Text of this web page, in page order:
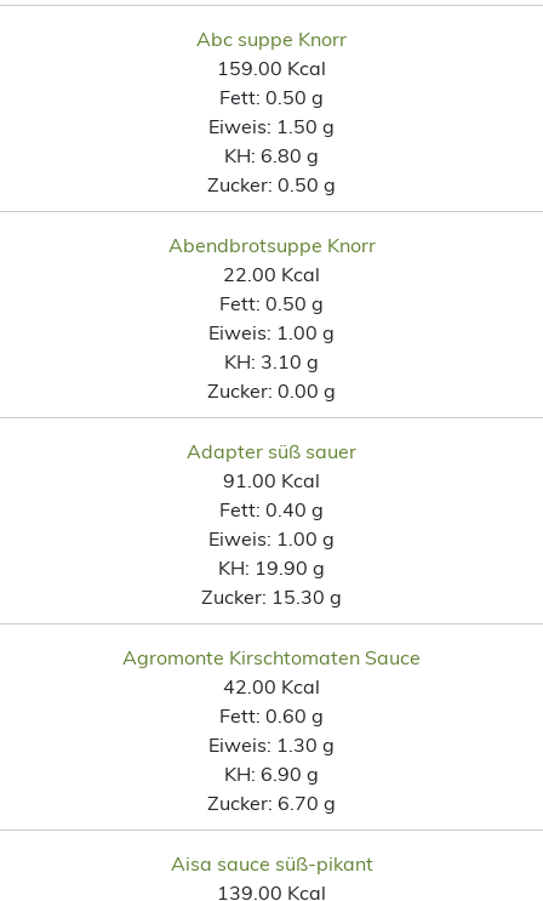
Abc suppe Knorr
159.00 Kcal
Fett: 0.50 g
Eiweis: 1.50 g
KH: 6.80 g
Zucker: 0.50 g
Abendbrotsuppe Knorr
22.00 Kcal
Fett: 0.50 g
Eiweis: 1.00 g
KH: 3.10 g
Zucker: 0.00 g
Adapter süß sauer
91.00 Kcal
Fett: 0.40 g
Eiweis: 1.00 g
KH: 19.90 g
Zucker: 15.30 g
Agromonte Kirschtomaten Sauce
42.00 Kcal
Fett: 0.60 g
Eiweis: 1.30 g
KH: 6.90 g
Zucker: 6.70 g
Aisa sauce süß-pikant
139.00 Kcal